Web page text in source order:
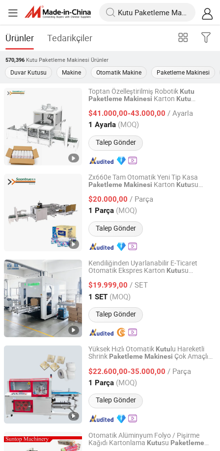
Ürünler Tedarikçiler
570,396 Kutu Paketleme Makinesi Ürünler
Duvar Kutusu Makine Otomatik Makine Paketleme Makinesi
Toptan Özelleştirilmiş Robotik Kutu
Paketleme Makinesi Karton Kutu
$41.000,00-43.000,00 / Ayarla
1 Ayarla (MOQ)
Talep Gönder
Shanghai Soontrue Fengguan Packaging Automation Co.,
Shanghai, China Fiyat 2025
Zx660e Tam Otomatik Yeni Tip Kasa
Paketleme Makinesi Karton Kutusu
MakinesiKasa Dikeyleştirici - Kompakt
KartonlamaMakinesi
$20.000,00 / Parça
1 Parça (MOQ)
Talep Gönder
Shanghai Soontrue Fengguan Packaging Automation Co.,
Shanghai, China Fiyat 2025
Kendiliğinden Uyarlanabilir E-Ticaret
Otomatik Ekspres Karton Kutusu
Paketleme
$19.999,00 / SET
1 SET (MOQ)
Talep Gönder
Qingdao Leading Industry Co., Ltd.
Shandong, China Fiyat 2019
Yüksek Hızlı Otomatik Kutu lu Hareketli
Shrink Paketleme Makinesi Çok Amaçlı
$22.600,00-35.000,00 / Parça
1 Parça (MOQ)
Talep Gönder
Alpha-Pack (Heyuan) Co., Ltd.
Guangdong, China Fiyat 2007
Otomatik Alüminyum Folyo / Pişirme
Kağıdı Kartonlama Kutusu Paketleme
Wenzhou Suntop Machinery Technology Co., Ltd.